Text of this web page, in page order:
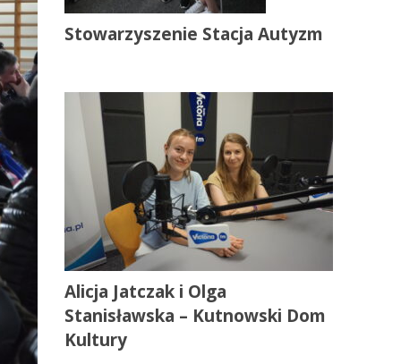
Stowarzyszenie Stacja Autyzm
Alicja Jatczak i Olga
Stanisławska – Kutnowski Dom
Kultury